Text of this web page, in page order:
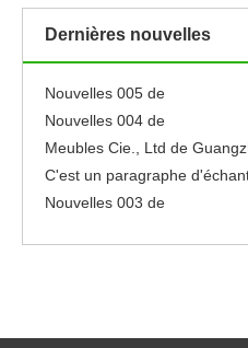
Dernières nouvelles
Neuf
Se sentir libre pour éditer ce
le faire
Nouvelles 005 de
Nouvelles 004 de
Meubles Cie., Ltd de
C'est un paragraphe
Nouvelles 003 de
le faire